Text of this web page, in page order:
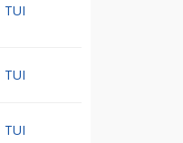
TUI
TUI
TUI